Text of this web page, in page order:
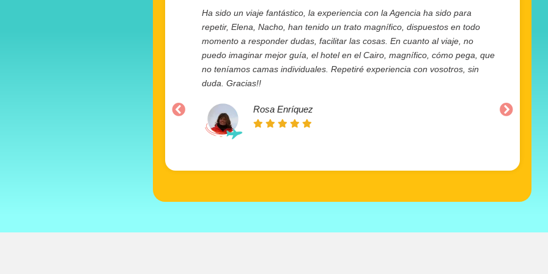
Ha sido un viaje fantástico, la experiencia con la Agencia ha sido para
repetir, Elena, Nacho, han tenido un trato magnífico, dispuestos en todo
momento a responder dudas, facilitar las cosas. En cuanto al viaje, no
puedo imaginar mejor guía, el hotel en el Cairo, magnífico, cómo pega, que
no teníamos camas individuales. Repetiré experiencia con vosotros, sin
duda. Gracias!!
Rosa Enríquez